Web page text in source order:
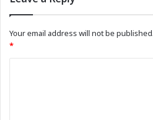
Your email address will not be published.
*